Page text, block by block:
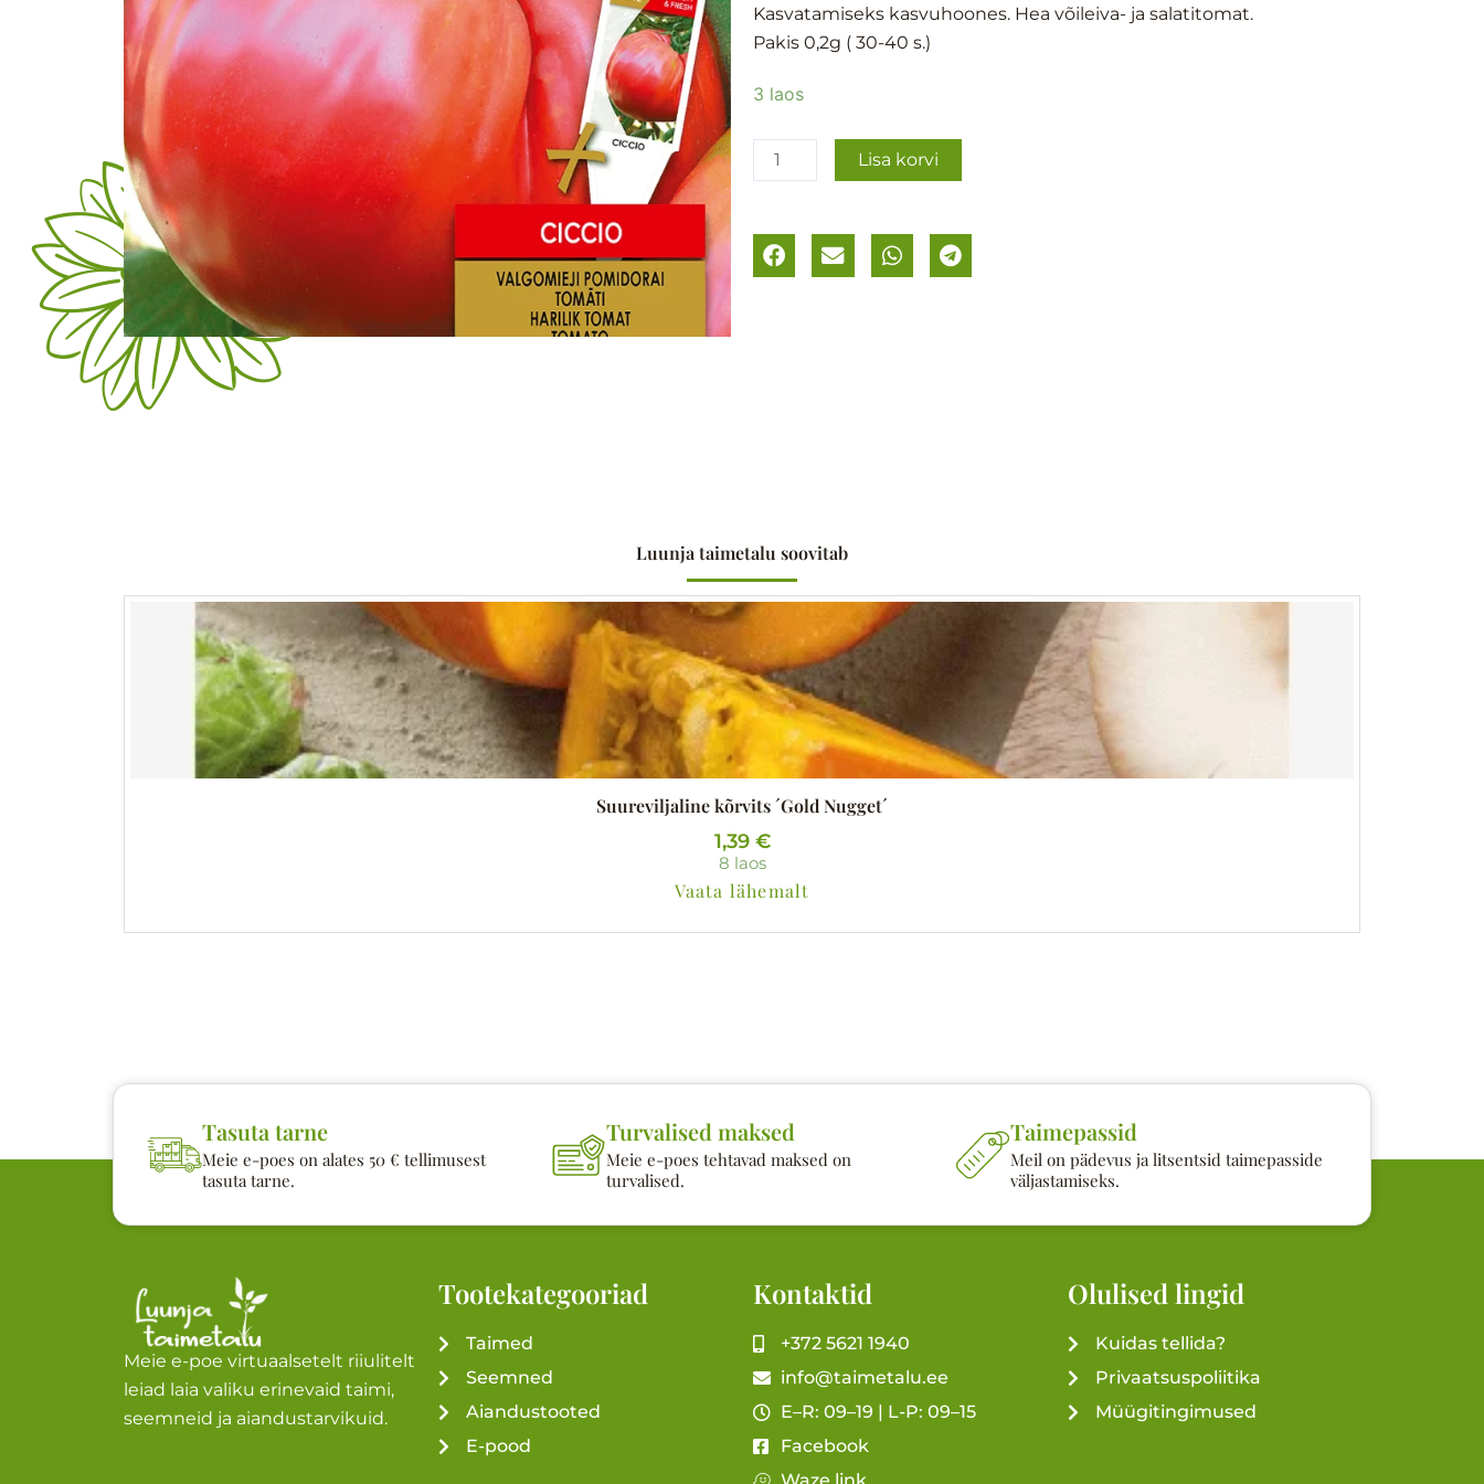
Kasvatamiseks kasvuhoones. Hea võileiva- ja salatitomat.
Pakis 0,2g ( 30-40 s.)
3 laos
Tomat
kogus
Lisa korvi
Luunja taimetalu soovitab
Suureviljaline kõrvits ´Gold Nugget´
1,39 €
8 laos
Vaata lähemalt
Tasuta tarne
Meie e-poes on alates 50 € tellimusest
tasuta tarne.
Turvalised maksed
Meie e-poes tehtavad maksed on
turvalised.
Taimepassid
Meil on pädevus ja litsentsid taimepasside
väljastamiseks.
Meie e-poe virtuaalsetelt riiulitelt
leiad laia valiku erinevaid taimi,
seemneid ja aiandustarvikuid.
Tootekategooriad
Taimed
Seemned
Aiandustooted
E-pood
Kontaktid
+372 5621 1940
info@taimetalu.ee
E–R: 09–19 | L-P: 09–15
Facebook
Olulised lingid
Kuidas tellida?
Privaatsuspoliitika
Müügitingimused